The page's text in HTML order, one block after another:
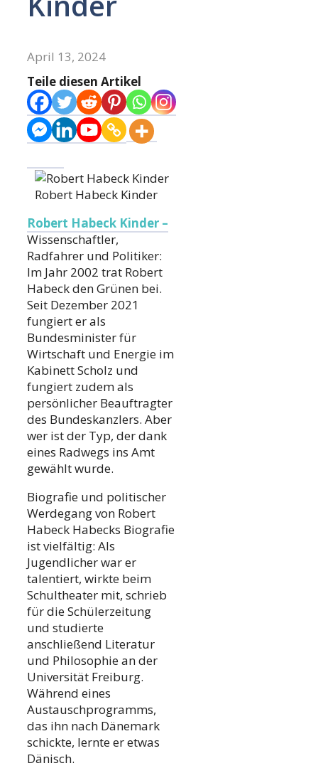
April 13, 2024
Teile diesen Artikel
Robert Habeck Kinder
Robert Habeck Kinder –
Wissenschaftler,
Radfahrer und Politiker:
Im Jahr 2002 trat Robert
Habeck den Grünen bei.
Seit Dezember 2021
fungiert er als
Bundesminister für
Wirtschaft und Energie im
Kabinett Scholz und
fungiert zudem als
persönlicher Beauftragter
des Bundeskanzlers. Aber
wer ist der Typ, der dank
eines Radwegs ins Amt
gewählt wurde.
Biografie und politischer
Werdegang von Robert
Habeck Habecks Biografie
ist vielfältig: Als
Jugendlicher war er
talentiert, wirkte beim
Schultheater mit, schrieb
für die Schülerzeitung
und studierte
anschließend Literatur
und Philosophie an der
Universität Freiburg.
Während eines
Austauschprogramms,
das ihn nach Dänemark
schickte, lernte er etwas
Dänisch.